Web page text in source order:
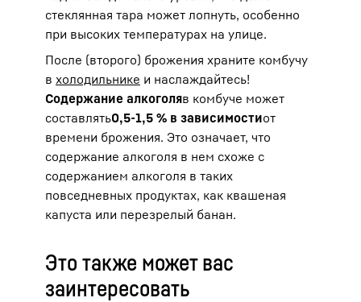
стеклянная тара может лопнуть, особенно
при высоких температурах на улице.
После (второго) брожения храните комбучу
в холодильнике и наслаждайтесь!
Содержание алкоголяв комбуче может
составлять0,5-1,5 % в зависимостиот
времени брожения. Это означает, что
содержание алкоголя в нем схоже с
содержанием алкоголя в таких
повседневных продуктах, как квашеная
капуста или перезрелый банан.
Это также может вас
заинтересовать